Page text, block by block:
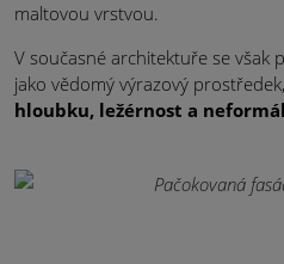
maltovou vrstvou.
V současné architektuře se však
jako vědomý výrazový
hloubku, ležérnost a